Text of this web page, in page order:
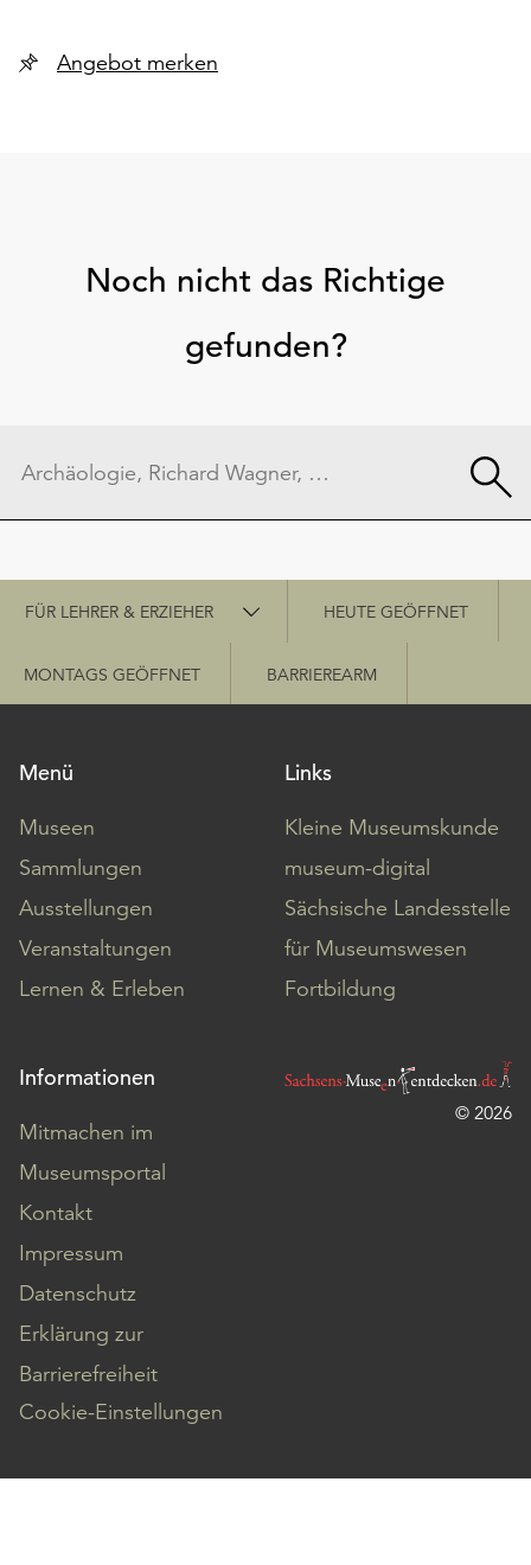
Angebot merken
Noch nicht das Richtige
gefunden?
Schnellzugriff
FÜR LEHRER & ERZIEHER HEUTE GEÖFFNET
MONTAGS GEÖFFNET BARRIEREARM
Menü
Museen
Sammlungen
Ausstellungen
Veranstaltungen
Lernen & Erleben
Links
Kleine Museumskunde
museum-digital
Sächsische Landesstelle
für Museumswesen
Fortbildung
Informationen
Mitmachen im
Museumsportal
Kontakt
Impressum
Datenschutz
Erklärung zur
Barrierefreiheit
Cookie-Einstellungen
© 2026